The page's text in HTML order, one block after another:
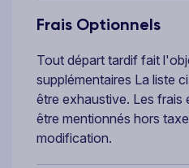
Frais Optionnels
Tout départ tardif fait
supplémentaires La liste
être exhaustive. Les
être mentionnés hors
modification.